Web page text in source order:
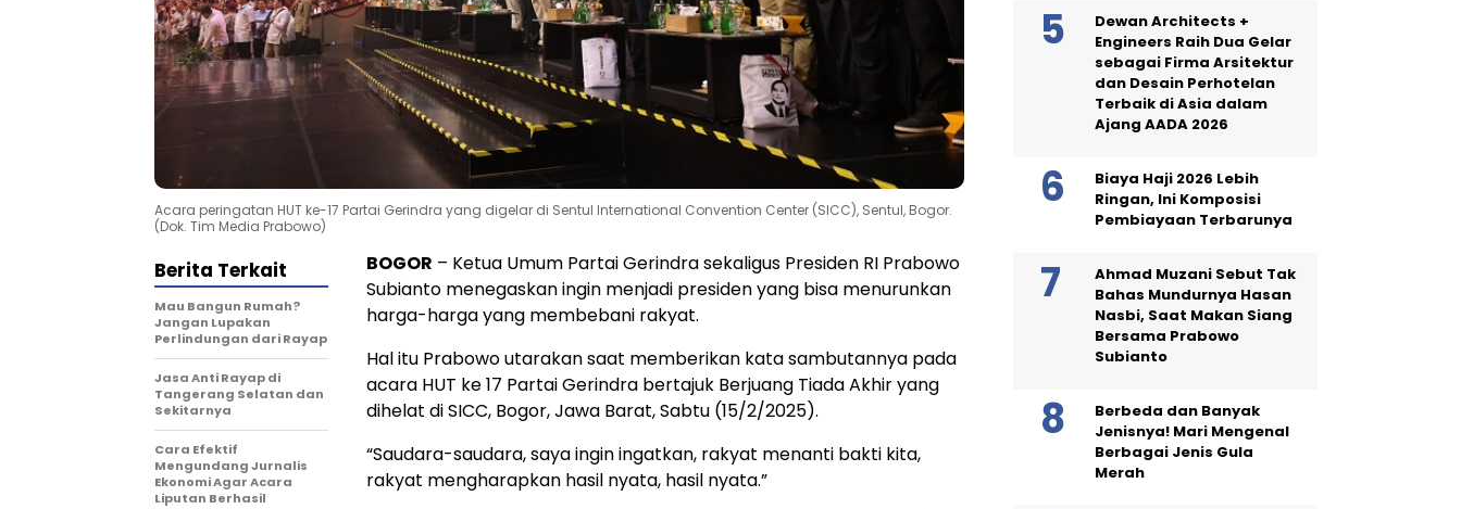
Acara peringatan HUT ke-17 Partai Gerindra yang digelar di Sentul International Convention Center (SICC), Sentul, Bogor.
(Dok. Tim Media Prabowo)
BOGOR – Ketua Umum Partai Gerindra sekaligus Presiden RI Prabowo
Subianto menegaskan ingin menjadi presiden yang bisa menurunkan
harga-harga yang membebani rakyat.
Hal itu Prabowo utarakan saat memberikan kata sambutannya pada
acara HUT ke 17 Partai Gerindra bertajuk Berjuang Tiada Akhir yang
dihelat di SICC, Bogor, Jawa Barat, Sabtu (15/2/2025).
“Saudara-saudara, saya ingin ingatkan, rakyat menanti bakti kita,
rakyat mengharapkan hasil nyata, hasil nyata.”
Berita Terkait
Mau Bangun Rumah?
Jangan Lupakan
Perlindungan dari Rayap
Jasa Anti Rayap di
Tangerang Selatan dan
Sekitarnya
Cara Efektif
Mengundang Jurnalis
Ekonomi Agar Acara
Liputan Berhasil
Dewan Architects +
Engineers Raih Dua Gelar
sebagai Firma Arsitektur
dan Desain Perhotelan
Terbaik di Asia dalam
Ajang AADA 2026
Biaya Haji 2026 Lebih
Ringan, Ini Komposisi
Pembiayaan Terbarunya
Ahmad Muzani Sebut Tak
Bahas Mundurnya Hasan
Nasbi, Saat Makan Siang
Bersama Prabowo
Subianto
Berbeda dan Banyak
Jenisnya! Mari Mengenal
Berbagai Jenis Gula
Merah